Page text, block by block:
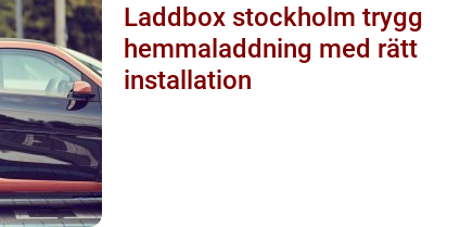
Laddbox stockholm trygg
hemmaladdning med rätt
installation